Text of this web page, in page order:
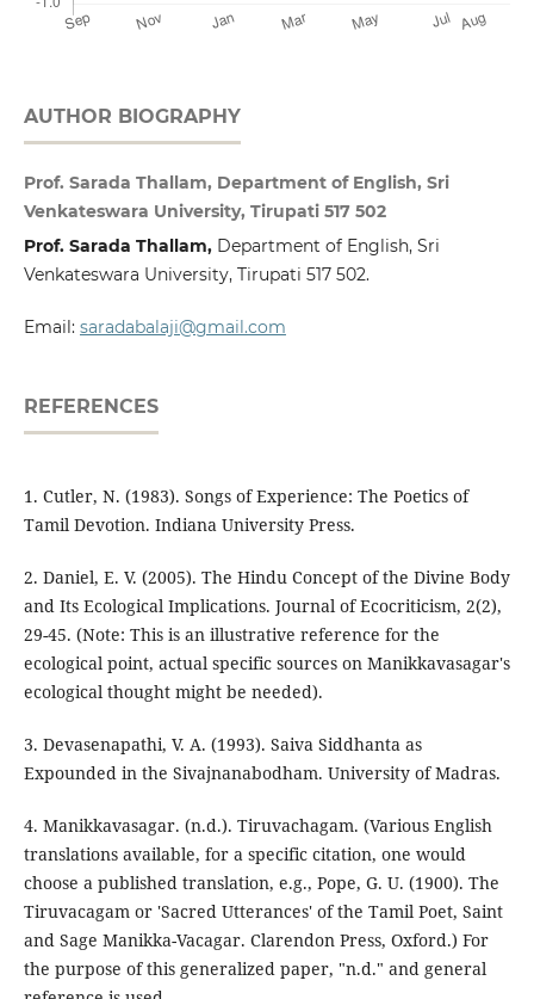
AUTHOR BIOGRAPHY
Prof. Sarada Thallam, Department of English, Sri
Venkateswara University, Tirupati 517 502
Prof. Sarada Thallam, Department of English, Sri
Venkateswara University, Tirupati 517 502.
Email: saradabalaji@gmail.com
REFERENCES
1. Cutler, N. (1983). Songs of Experience: The Poetics of
Tamil Devotion. Indiana University Press.
2. Daniel, E. V. (2005). The Hindu Concept of the Divine Body
and Its Ecological Implications. Journal of Ecocriticism, 2(2),
29-45. (Note: This is an illustrative reference for the
ecological point, actual specific sources on Manikkavasagar's
ecological thought might be needed).
3. Devasenapathi, V. A. (1993). Saiva Siddhanta as
Expounded in the Sivajnanabodham. University of Madras.
4. Manikkavasagar. (n.d.). Tiruvachagam. (Various English
translations available, for a specific citation, one would
choose a published translation, e.g., Pope, G. U. (1900). The
Tiruvacagam or 'Sacred Utterances' of the Tamil Poet, Saint
and Sage Manikka-Vacagar. Clarendon Press, Oxford.) For
the purpose of this generalized paper, "n.d." and general